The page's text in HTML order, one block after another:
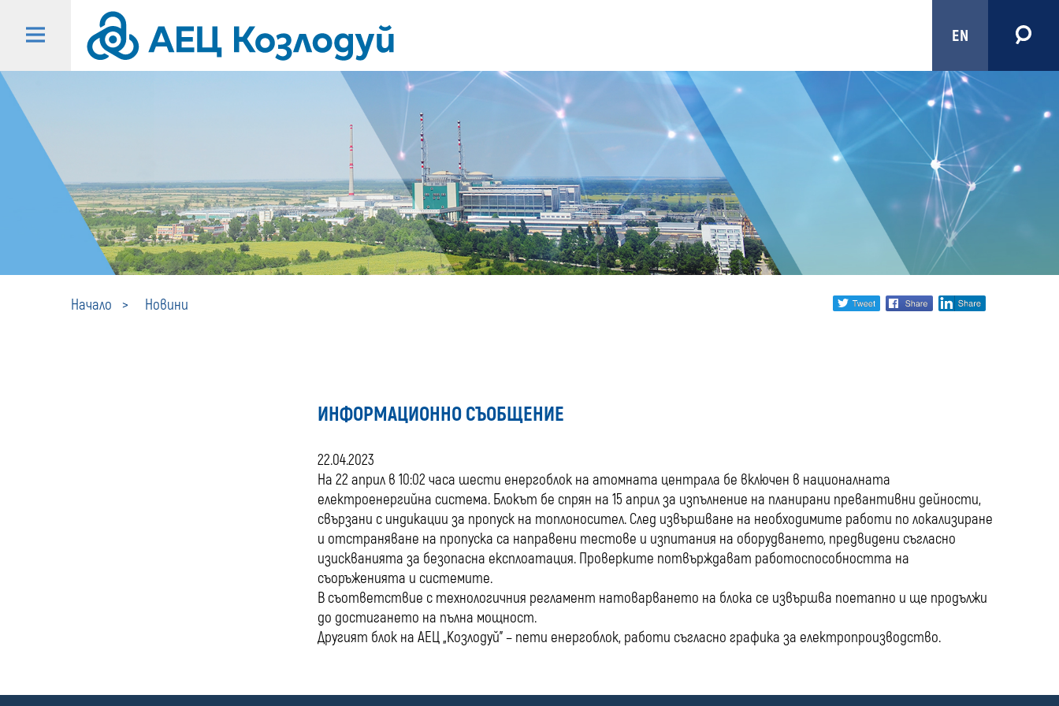
EN
Начало Новини
Share
twitter facebook
ИНФОРМАЦИОННО СЪОБЩЕНИЕ
22.04.2023
На 22 април в 10:02 часа шести енергоблок на атомната централа бе включен в националната
електроенергийна система. Блокът бе спрян на 15 април за изпълнение на планирани превантивни дейности,
свързани с индикации за пропуск на топлоносител. След извършване на необходимите работи по локализиране
и отстраняване на пропуска са направени тестове и изпитания на оборудването, предвидени съгласно
изискванията за безопасна експлоатация. Проверките потвърждават работоспособността на
съоръженията и системите.
В съответствие с технологичния регламент натоварването на блока се извършва поетапно и ще продължи
до достигането на пълна мощност.
Другият блок на АЕЦ „Козлодуй” – пети енергоблок, работи съгласно графика за електропроизводство.